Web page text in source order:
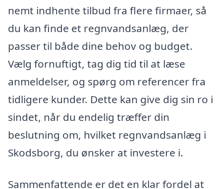
nemt indhente tilbud fra flere firmaer, så
du kan finde et regnvandsanlæg, der
passer til både dine behov og budget.
Vælg fornuftigt, tag dig tid til at læse
anmeldelser, og spørg om referencer fra
tidligere kunder. Dette kan give dig sin ro i
sindet, når du endelig træffer din
beslutning om, hvilket regnvandsanlæg i
Skodsborg, du ønsker at investere i.
Sammenfattende er det en klar fordel at